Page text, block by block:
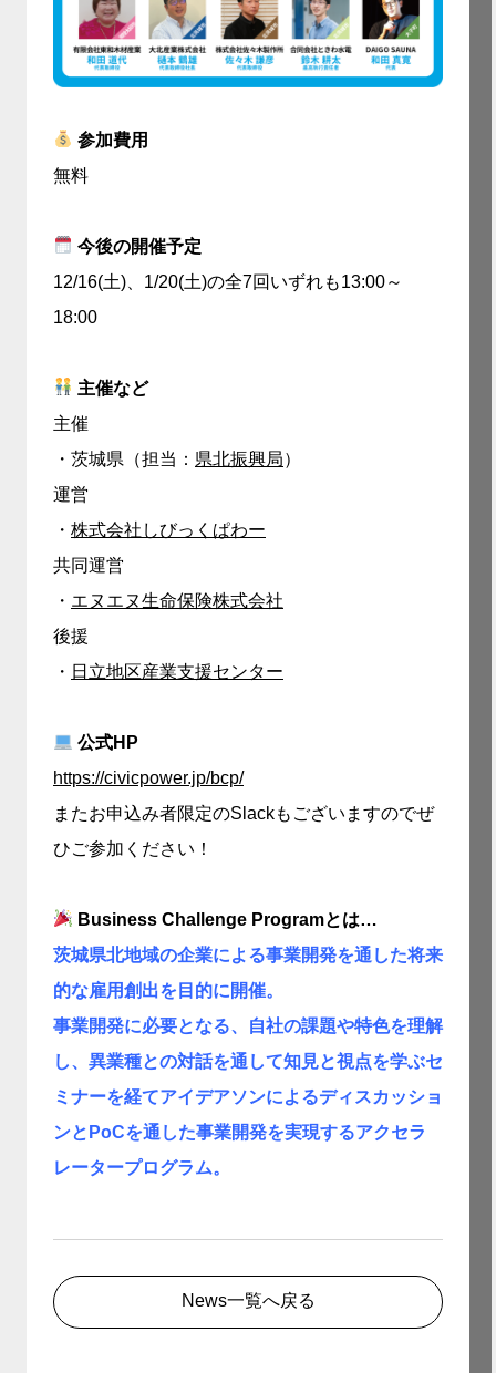
参加費用
無料
今後の開催予定
12/16(土)、1/20(土)の全7回いずれも13:00～
18:00
主催など
主催
・茨城県（担当： 県北振興局）
運営
・ 株式会社しびっくぱわー
共同運営
・ エヌエヌ生命保険株式会社
後援
・ 日立地区産業支援センター
公式HP
https://civicpower.jp/bcp/
またお申込み者限定のSlackもございますのでぜ
ひご参加ください！
Business Challenge Programとは…
茨城県北地域の企業による事業開発を通した将来
的な雇用創出を目的に開催。
事業開発に必要となる、自社の課題や特色を理解
し、異業種との対話を通して知見と視点を学ぶセ
ミナーを経てアイデアソンによるディスカッショ
ンとPoCを通した事業開発を実現するアクセラ
レータープログラム。
News一覧へ戻る